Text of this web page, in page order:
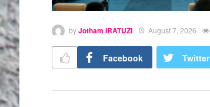
byJotham IRATUZI August 7, 2026
Facebook Twitter